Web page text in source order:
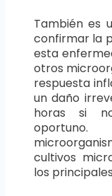
También es
confirmar la
esta
otros
respuesta
un daño
horas si
cultivos
los